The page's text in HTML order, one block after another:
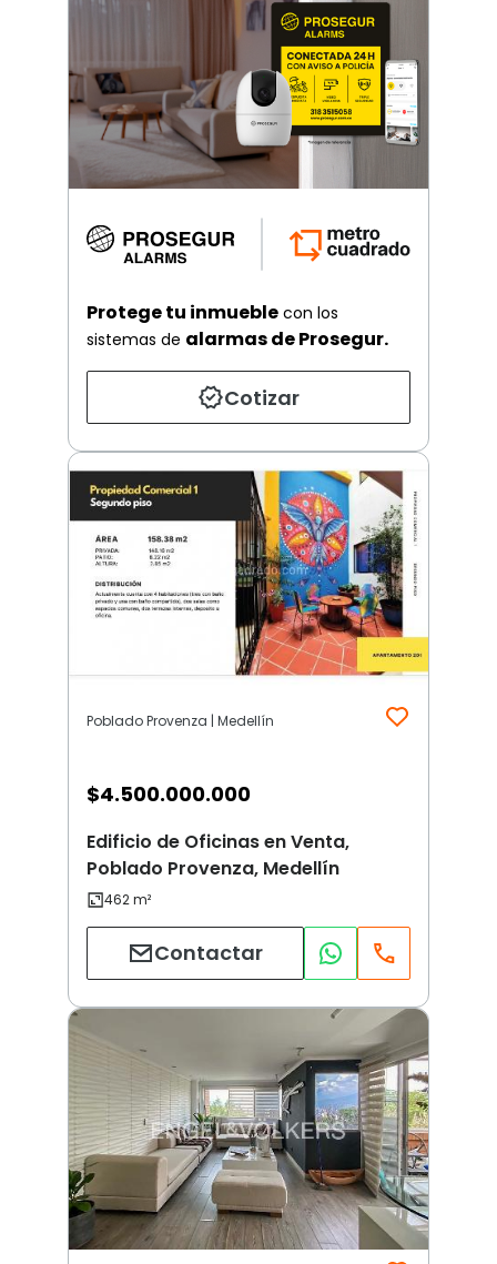
Protege tu inmueble con los
sistemas de alarmas de Prosegur.
Cotizar
Poblado Provenza | Medellín
$4.500.000.000
Edificio de Oficinas en Venta,
Poblado Provenza, Medellín
Contactar